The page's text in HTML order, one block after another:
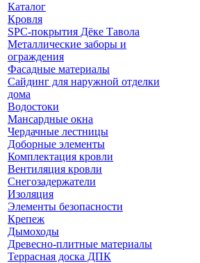
Каталог
Кровля
SPC-покрытия Дёке Тавола
Металлические заборы и
ограждения
Фасадные материалы
Сайдинг для наружной отделки
дома
Водостоки
Мансардные окна
Чердачные лестницы
Доборные элементы
Комплектация кровли
Вентиляция кровли
Снегозадержатели
Изоляция
Элементы безопасности
Крепеж
Дымоходы
Древесно-плитные материалы
Террасная доска ДПК